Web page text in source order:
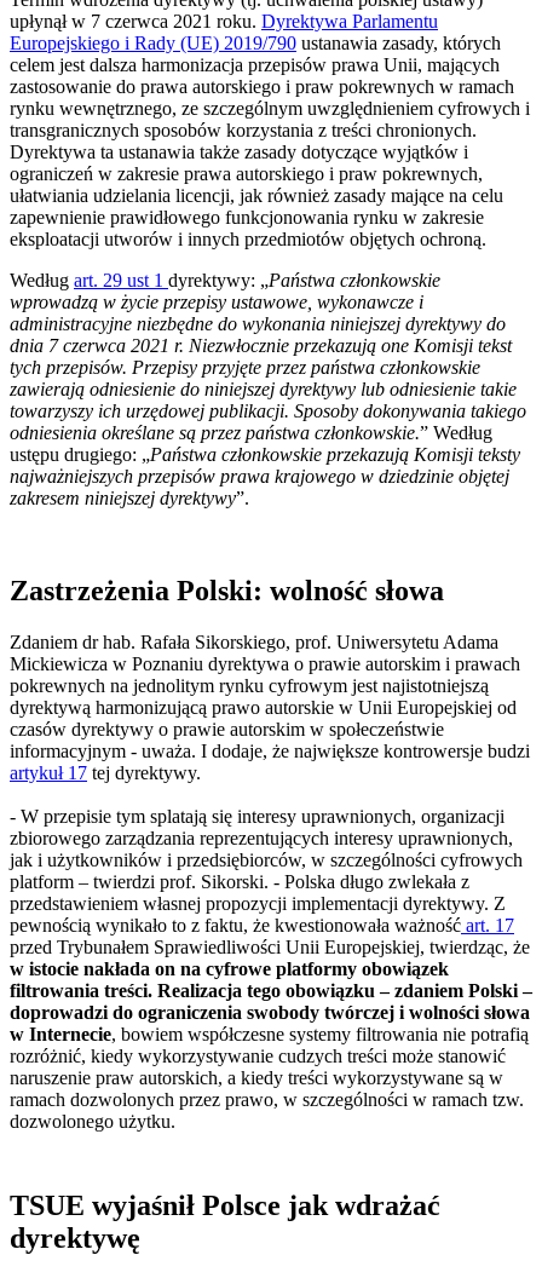
upłynął w 7 czerwca 2021 roku. Dyrektywa Parlamentu
Europejskiego i Rady (UE) 2019/790 ustanawia zasady, których
celem jest dalsza harmonizacja przepisów prawa Unii, mających
zastosowanie do prawa autorskiego i praw pokrewnych w ramach
rynku wewnętrznego, ze szczególnym uwzględnieniem cyfrowych i
transgranicznych sposobów korzystania z treści chronionych.
Dyrektywa ta ustanawia także zasady dotyczące wyjątków i
ograniczeń w zakresie prawa autorskiego i praw pokrewnych,
ułatwiania udzielania licencji, jak również zasady mające na celu
zapewnienie prawidłowego funkcjonowania rynku w zakresie
eksploatacji utworów i innych przedmiotów objętych ochroną.
Według art. 29 ust 1 dyrektywy: „Państwa członkowskie
wprowadzą w życie przepisy ustawowe, wykonawcze i
administracyjne niezbędne do wykonania niniejszej dyrektywy do
dnia 7 czerwca 2021 r. Niezwłocznie przekazują one Komisji tekst
tych przepisów. Przepisy przyjęte przez państwa członkowskie
zawierają odniesienie do niniejszej dyrektywy lub odniesienie takie
towarzyszy ich urzędowej publikacji. Sposoby dokonywania takiego
odniesienia określane są przez państwa członkowskie.” Według
ustępu drugiego: „Państwa członkowskie przekazują Komisji teksty
najważniejszych przepisów prawa krajowego w dziedzinie objętej
zakresem niniejszej dyrektywy”.
Zastrzeżenia Polski: wolność słowa
Zdaniem dr hab. Rafała Sikorskiego, prof. Uniwersytetu Adama
Mickiewicza w Poznaniu dyrektywa o prawie autorskim i prawach
pokrewnych na jednolitym rynku cyfrowym jest najistotniejszą
dyrektywą harmonizującą prawo autorskie w Unii Europejskiej od
czasów dyrektywy o prawie autorskim w społeczeństwie
informacyjnym - uważa. I dodaje, że największe kontrowersje budzi
artykuł 17 tej dyrektywy.
- W przepisie tym splatają się interesy uprawnionych, organizacji
zbiorowego zarządzania reprezentujących interesy uprawnionych,
jak i użytkowników i przedsiębiorców, w szczególności cyfrowych
platform – twierdzi prof. Sikorski. - Polska długo zwlekała z
przedstawieniem własnej propozycji implementacji dyrektywy. Z
pewnością wynikało to z faktu, że kwestionowała ważność art. 17
przed Trybunałem Sprawiedliwości Unii Europejskiej, twierdząc, że
w istocie nakłada on na cyfrowe platformy obowiązek
filtrowania treści. Realizacja tego obowiązku – zdaniem Polski –
doprowadzi do ograniczenia swobody twórczej i wolności słowa
w Internecie, bowiem współczesne systemy filtrowania nie potrafią
rozróżnić, kiedy wykorzystywanie cudzych treści może stanowić
naruszenie praw autorskich, a kiedy treści wykorzystywane są w
ramach dozwolonych przez prawo, w szczególności w ramach tzw.
dozwolonego użytku.
TSUE wyjaśnił Polsce jak wdrażać
dyrektywę